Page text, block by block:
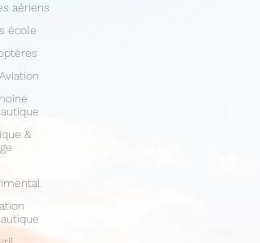
aériens
école
&